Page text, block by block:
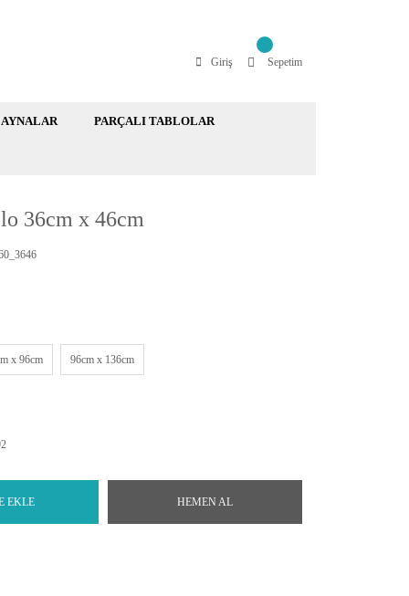
Giriş Sepetim
AYNALAR PARÇALI TABLOLAR
36cm x 46cm
x 96cm 96cm x 136cm
EKLE HEMEN AL